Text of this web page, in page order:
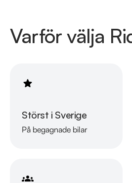
Varför välja
Störst i Sverige
På begagnade bilar